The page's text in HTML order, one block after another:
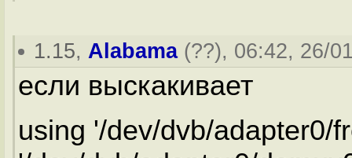
1.15, Alabama(??), 06:42, 26/
если выскакивает
using '/dev/dvb/adapter0/